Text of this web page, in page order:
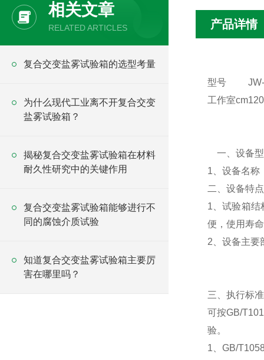
相关文章
RELATED ARTICLES
复合交变盐雾试验箱的选型考量
为什么现代工业离不开复合交变
盐雾试验箱？
揭秘复合交变盐雾试验箱在材料
耐久性研究中的关键作用
复合交变盐雾试验箱能够进行不
同的腐蚀介质试验
知道复合交变盐雾试验箱主要厉
害在哪里吗？
产品详情
型号
工作室cm
一、设备型
1、设备名称
二、设备特
1、试验箱
便，使用寿
2、设备主要
三、执行标准
可按GB/
验。
1、GB/